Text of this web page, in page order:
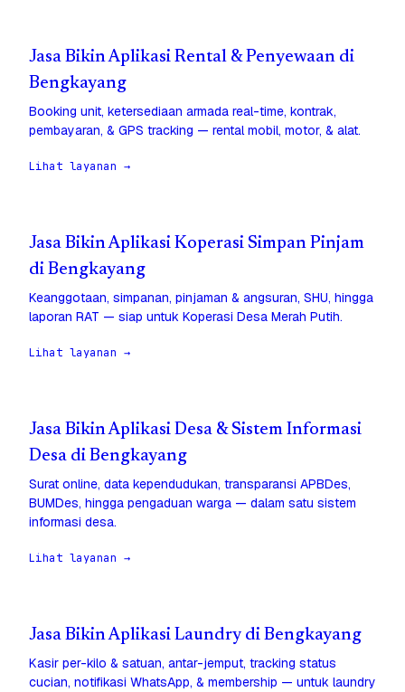
Jasa Bikin Aplikasi Rental & Penyewaan di
Bengkayang
Booking unit, ketersediaan armada real-time, kontrak,
pembayaran, & GPS tracking — rental mobil, motor, & alat.
Lihat layanan →
Jasa Bikin Aplikasi Koperasi Simpan Pinjam
di Bengkayang
Keanggotaan, simpanan, pinjaman & angsuran, SHU, hingga
laporan RAT — siap untuk Koperasi Desa Merah Putih.
Lihat layanan →
Jasa Bikin Aplikasi Desa & Sistem Informasi
Desa di Bengkayang
Surat online, data kependudukan, transparansi APBDes,
BUMDes, hingga pengaduan warga — dalam satu sistem
informasi desa.
Lihat layanan →
Jasa Bikin Aplikasi Laundry di Bengkayang
Kasir per-kilo & satuan, antar-jemput, tracking status
cucian, notifikasi WhatsApp, & membership — untuk laundry